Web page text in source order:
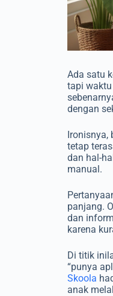
Ada satu
tapi
dengan
Ironisnya,
tetap
dan hal-
manual.
panjang.
dan
karena
Di titik
“punya
Skoola
anak